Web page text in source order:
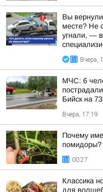
Вы
месте? Не
угнали, —
Вчера,
МЧС: 6
Бийск на
Вчера, 17:19
Почему
помидоры?
00:27
Классика
для